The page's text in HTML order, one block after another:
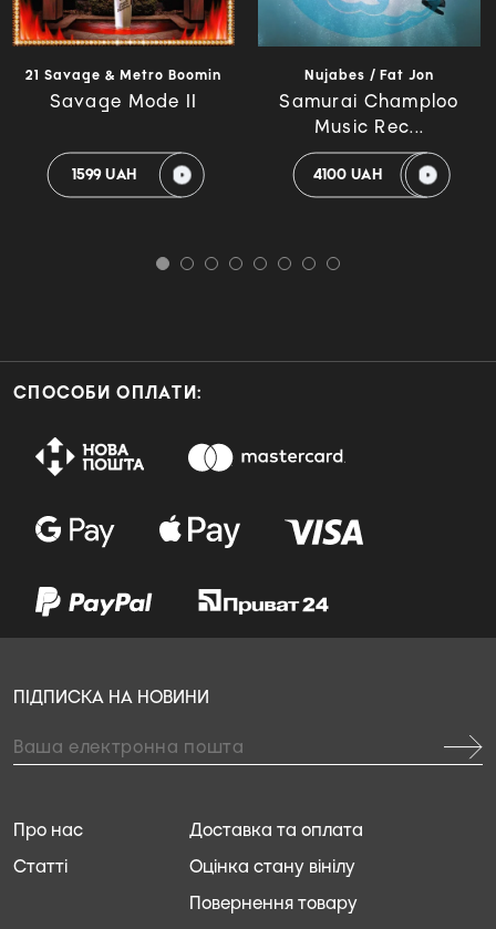
21 Savage & Metro Boomin
Savage Mode II
1599 UAH
Nujabes / Fat Jon
Samurai Champloo
Music Rec...
4100 UAH
СПОСОБИ ОПЛАТИ:
Доставка та оплата
Оцінка стану вінілу
Повернення товару
Про нас
Статті
ПІДПИСКА НА НОВИНИ